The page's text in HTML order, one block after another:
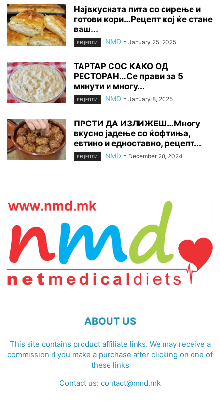
Највкусната пита со сирење и
готови кори…Рецепт кој ќе стане
ваш...
РЕЦЕПТИ NMD - January 25, 2025
ТАРТАР СОС КАКО ОД
РЕСТОРАН…Се прави за 5
минути и многу...
РЕЦЕПТИ NMD - January 8, 2025
ПРСТИ ДА ИЗЛИЖЕШ…Многу
вкусно јадење со ќофтиња,
евтино и едноставно, рецепт...
РЕЦЕПТИ NMD - December 28, 2024
ABOUT US
This site contains product affiliate links. We may receive a
commission if you make a purchase after clicking on one of
these links
Contact us: contact@nmd.mk